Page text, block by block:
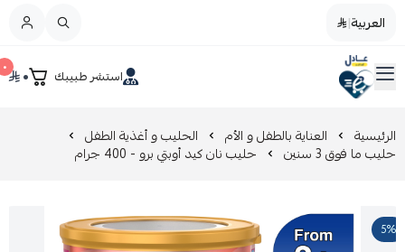
العربية|
صيدليات عادل استشر طبيبك ٠ ٠ القائمة الرئيسية
تخفيضات
عروض التوفير
الرئيسية العناية بالطفل و الأم الحليب و أغذية الطفل
حليب ما فوق 3 سنين حليب نان كيد أوبتي برو - 400 جرام
5%